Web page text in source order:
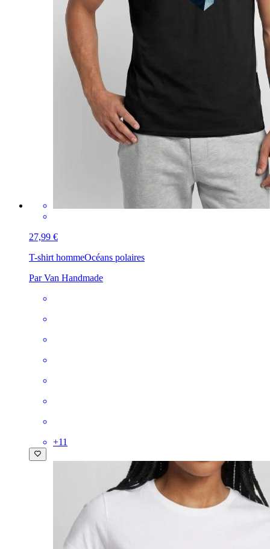
27,99 €
T-shirt hommeOcéans polaires
Par Van Handmade
+11